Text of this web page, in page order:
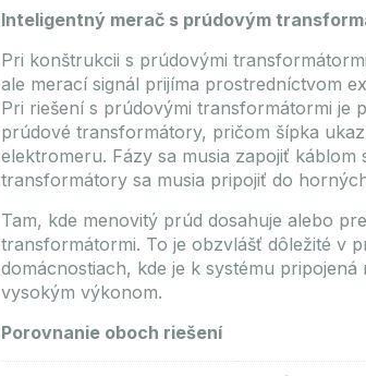
Inteligentný merač s prúdovým
Pri konštrukcii s prúdovými
ale merací signál prijíma prostredníctvom
Pri riešení s prúdovými transformátormi je
prúdové transformátory, pričom šípka
elektromeru. Fázy sa musia zapojiť
transformátory sa musia pripojiť do
Tam, kde menovitý prúd dosahuje alebo
transformátormi. To je obzvlášť dôležité v
domácnostiach, kde je k systému
vysokým výkonom.
Porovnanie oboch riešení